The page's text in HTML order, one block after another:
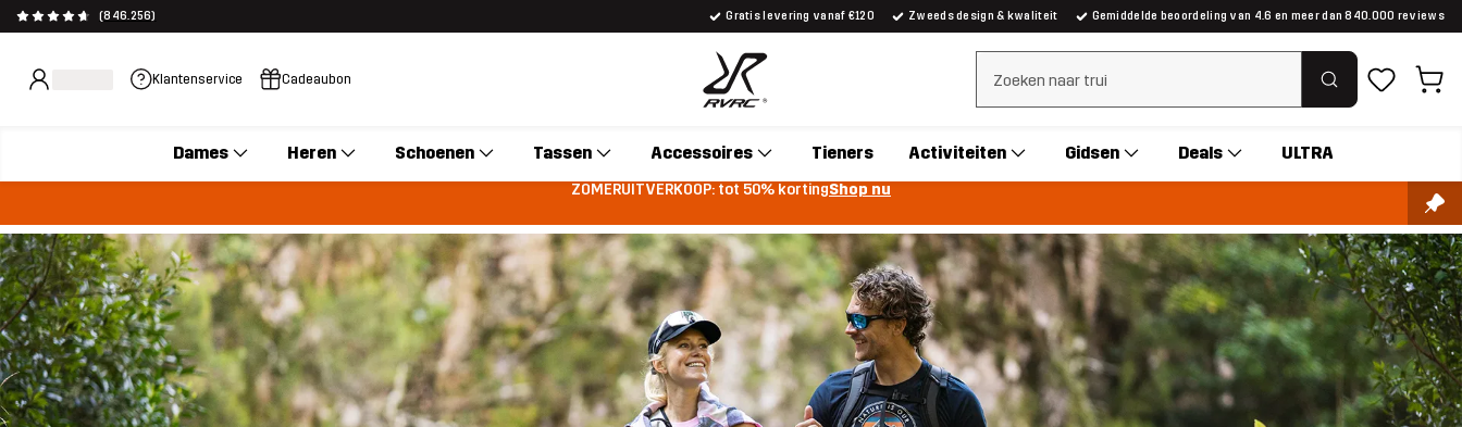
(846.256) Gratis levering vanaf €120 Zweeds design & kwaliteit Gemiddelde beoordeling van 4.6 en meer dan 840.000 reviews
Klantenservice Cadeaubon Zoeken wissen
Dames Heren Schoenen Tassen Accessoires Tieners Activiteiten Gidsen Deals ULTRA
ZOMERUITVERKOOP: tot 50% kortingShop nu